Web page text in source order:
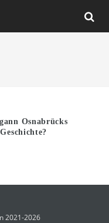
Osnabrücks
2021-2026